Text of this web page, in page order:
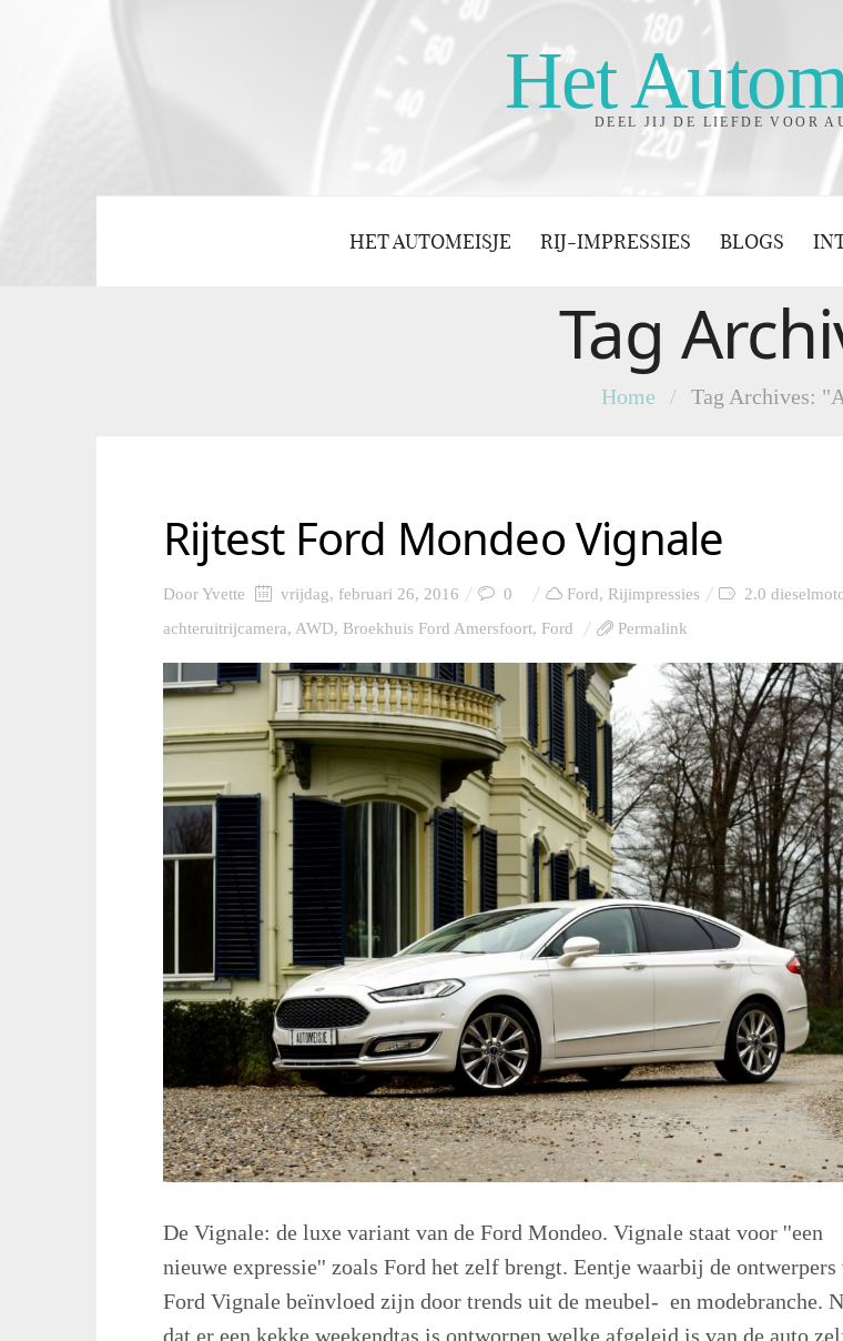
HetDEEL JIJ DE LIEFDE VOOR
HET AUTOMEISJE RIJ-IMPRESSIES BLOGS
Tag
Home / Tag Archives:
Rijtest Ford Mondeo Vignale
DoorYvette vrijdag, februari 26, 2016 0 Ford, Rijimpressies 2.0
achteruitrijcamera, AWD, Broekhuis Ford Amersfoort, Ford Permalink
De Vignale: de luxe variant van de Ford Mondeo. Vignale staat voor ''een
nieuwe expressie'' zoals Ford het zelf brengt. Eentje waarbij de ontwerpers
Ford Vignale beïnvloed zijn door trends uit de meubel- en modebranche.
dat er een kekke weekendtas is ontworpen welke afgeleid is van de auto